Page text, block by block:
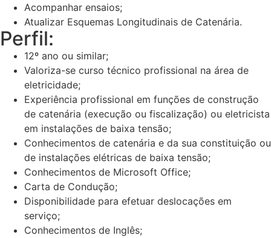
Acompanhar ensaios;
Atualizar Esquemas Longitudinais de Catenária.
Perfil:
12º ano ou similar;
Valoriza-se curso técnico profissional na área de
eletricidade;
Experiência profissional em funções de construção
de catenária (execução ou fiscalização) ou eletricista
em instalações de baixa tensão;
Conhecimentos de catenária e da sua constituição ou
de instalações elétricas de baixa tensão;
Conhecimentos de Microsoft Office;
Carta de Condução;
Disponibilidade para efetuar deslocações em
serviço;
Conhecimentos de Inglês;